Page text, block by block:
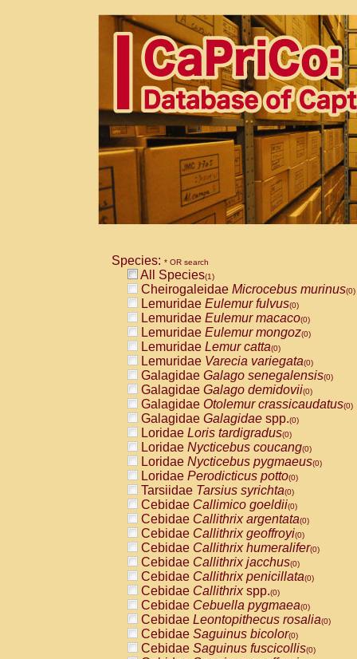
Species: * OR search
All Species(1)
Cheirogaleidae Microcebus murinus(0)
Lemuridae Eulemur fulvus(0)
Lemuridae Eulemur macaco(0)
Lemuridae Eulemur mongoz(0)
Lemuridae Lemur catta(0)
Lemuridae Varecia variegata(0)
Galagidae Galago senegalensis(0)
Galagidae Galago demidovii(0)
Galagidae Otolemur crassicaudatus(0)
Galagidae Galagidae spp.(0)
Loridae Loris tardigradus(0)
Loridae Nycticebus coucang(0)
Loridae Nycticebus pygmaeus(0)
Loridae Perodicticus potto(0)
Tarsiidae Tarsius syrichta(0)
Cebidae Callimico goeldii(0)
Cebidae Callithrix argentata(0)
Cebidae Callithrix geoffroyi(0)
Cebidae Callithrix humeralifer(0)
Cebidae Callithrix jacchus(0)
Cebidae Callithrix penicillata(0)
Cebidae Callithrixspp.(0)
Cebidae Cebuella pygmaea(0)
Cebidae Leontopithecus rosalia(0)
Cebidae Saguinus bicolor(0)
Cebidae Saguinus fuscicollis(0)